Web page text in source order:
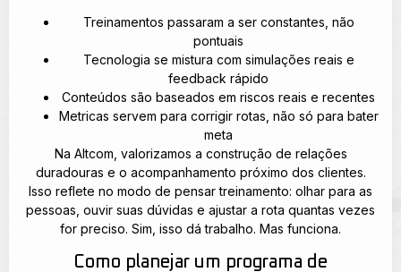
Treinamentos passaram a ser constantes, não
pontuais
Tecnologia se mistura com simulações reais e
feedback rápido
Conteúdos são baseados em riscos reais e recentes
Metricas servem para corrigir rotas, não só para bater
meta
Na Altcom, valorizamos a construção de relações
duradouras e o acompanhamento próximo dos clientes.
Isso reflete no modo de pensar treinamento: olhar para as
pessoas, ouvir suas dúvidas e ajustar a rota quantas vezes
for preciso. Sim, isso dá trabalho. Mas funciona.
Como planejar um programa de